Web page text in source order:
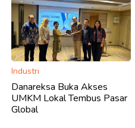
Industri
Danareksa Buka Akses
UMKM Lokal Tembus Pasar
Global